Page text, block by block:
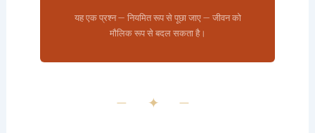
यह एक प्रश्न — नियमित रूप से पूछा जाए — जीवन को
मौलिक रूप से बदल सकता है।
— ✦ —